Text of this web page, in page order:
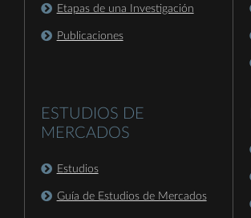
Etapas de una Investigación
Publicaciones
ESTUDIOS DE
MERCADOS
Estudios
Guía de Estudios de Mercados